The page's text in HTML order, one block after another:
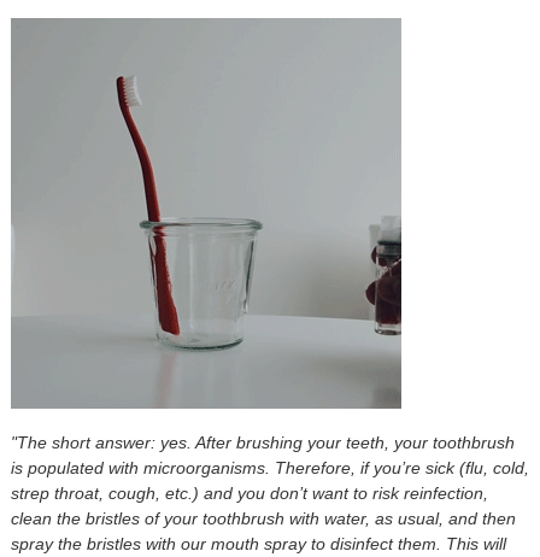
"The short answer: yes. After brushing your teeth, your toothbrush
is populated with microorganisms. Therefore, if you’re sick (flu, cold,
strep throat, cough, etc.) and you don’t want to risk reinfection,
clean the bristles of your toothbrush with water, as usual, and then
spray the bristles with our mouth spray to disinfect them. This will